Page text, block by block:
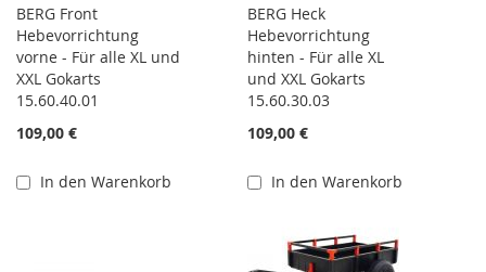
BERG Front
Hebevorrichtung
vorne - Für alle XL und
XXL Gokarts
15.60.40.01
109,00 €
In den Warenkorb
BERG Heck
Hebevorrichtung
hinten - Für alle XL
und XXL Gokarts
15.60.30.03
109,00 €
In den Warenkorb